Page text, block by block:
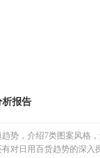
析报告
势，介绍7类图案风格
对日用百货趋势的深入